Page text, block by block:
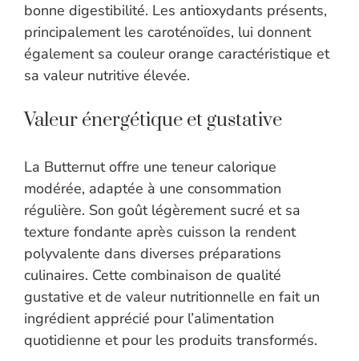
bonne digestibilité. Les antioxydants présents,
principalement les caroténoïdes, lui donnent
également sa couleur orange caractéristique et
sa valeur nutritive élevée.
Valeur énergétique et gustative
La Butternut offre une teneur calorique
modérée, adaptée à une consommation
régulière. Son goût légèrement sucré et sa
texture fondante après cuisson la rendent
polyvalente dans diverses préparations
culinaires. Cette combinaison de qualité
gustative et de valeur nutritionnelle en fait un
ingrédient apprécié pour l’alimentation
quotidienne et pour les produits transformés.